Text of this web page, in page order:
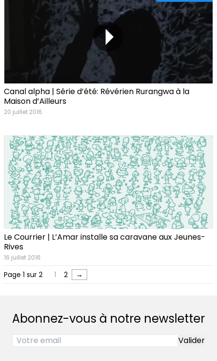
Canal alpha | Série d’été: Révérien Rurangwa à la
Maison d’Ailleurs
20 juillet 2016
Le Courrier | L’Amar installe sa caravane aux Jeunes-
Rives
16 juillet 2016
Page 1 sur 2 1 2 →
Abonnez-vous à notre newsletter